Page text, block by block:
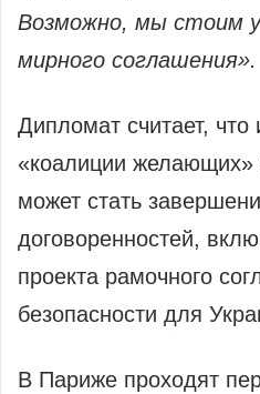
Возможно, мы стоим у
мирного соглашения».
Дипломат считает, что
«коалиции
может стать
договоренностей,
проекта рамочного
безопасности для
В Париже проходят